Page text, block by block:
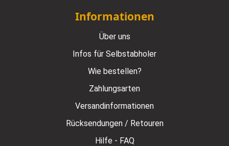
Informationen
Über uns
Infos für Selbstabholer
Wie bestellen?
Zahlungsarten
Versandinformationen
Rücksendungen / Retouren
Hilfe - FAQ